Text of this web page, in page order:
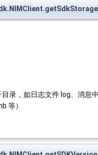
录，如日志文件 log、消
等）